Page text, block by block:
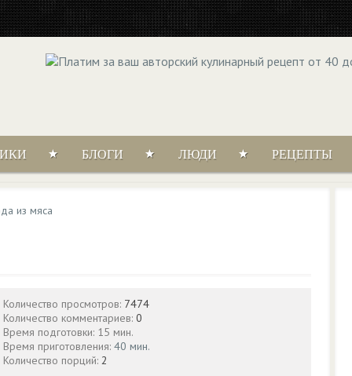
БЛОГИ ЛЮДИ РЕЦЕПТЫ
из мяса
Количество просмотров: 7474
Количество комментариев: 0
Время подготовки: 15 мин.
Время приготовления: 40 мин.
Количество порций: 2